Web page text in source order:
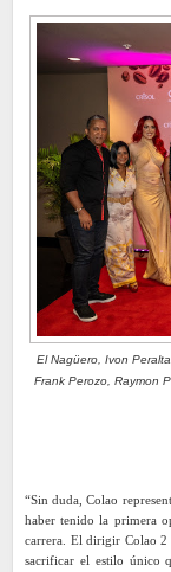
El Nagüero, Ivon
Frank Perozo, Raymon
“Sin duda, Colao
haber tenido la primera
carrera. El dirigir Colao 2
sacrificar el estilo único